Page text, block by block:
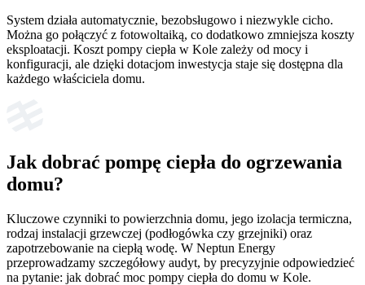
System działa automatycznie, bezobsługowo i niezwykle cicho.
Można go połączyć z fotowoltaiką, co dodatkowo zmniejsza koszty
eksploatacji. Koszt pompy ciepła w Kole zależy od mocy i
konfiguracji, ale dzięki dotacjom inwestycja staje się dostępna dla
każdego właściciela domu.
Jak dobrać pompę ciepła do ogrzewania
domu?
Kluczowe czynniki to powierzchnia domu, jego izolacja termiczna,
rodzaj instalacji grzewczej (podłogówka czy grzejniki) oraz
zapotrzebowanie na ciepłą wodę. W Neptun Energy
przeprowadzamy szczegółowy audyt, by precyzyjnie odpowiedzieć
na pytanie: jak dobrać moc pompy ciepła do domu w Kole.